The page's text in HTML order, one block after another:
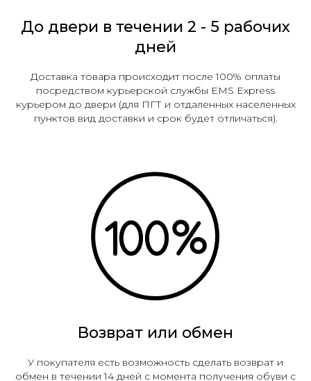
До двери в течении 2 - 5 рабочих
дней
Доставка товара происходит после 100% оплаты
посредством курьерской службы EMS Express
курьером до двери (для ПГТ и отдаленных населенных
пунктов вид доставки и срок будет отличаться).
Возврат или обмен
У покупателя есть возможность сделать возврат и
обмен в течении 14 дней с момента получения обуви с